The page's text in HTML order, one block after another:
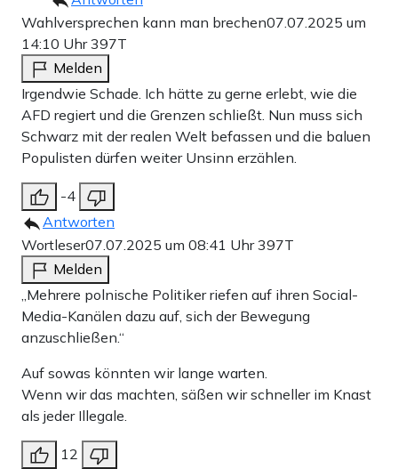
Wahlversprechen kann man brechen07.07.2025 um
14:10 Uhr397T
Melden
Irgendwie Schade. Ich hätte zu gerne erlebt, wie die
AFD regiert und die Grenzen schließt. Nun muss sich
Schwarz mit der realen Welt befassen und die baluen
Populisten dürfen weiter Unsinn erzählen.
-4
Antworten
Wortleser07.07.2025 um 08:41 Uhr397T
Melden
„Mehrere polnische Politiker riefen auf ihren Social-
Media-Kanälen dazu auf, sich der Bewegung
anzuschließen.“
Auf sowas könnten wir lange warten.
Wenn wir das machten, säßen wir schneller im Knast
als jeder Illegale.
12